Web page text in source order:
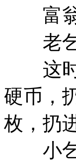
富翁
老乞
这时
硬币，
枚，扔
小乞